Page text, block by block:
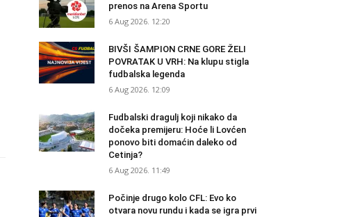
prenos na Arena Sportu
6 Aug 2026. 12:20
BIVŠI ŠAMPION CRNE GORE ŽELI
POVRATAK U VRH: Na klupu stigla
fudbalska legenda
6 Aug 2026. 12:09
Fudbalski dragulj koji nikako da
dočeka premijeru: Hoće li Lovćen
ponovo biti domaćin daleko od
Cetinja?
6 Aug 2026. 11:49
Počinje drugo kolo CFL: Evo ko
otvara novu rundu i kada se igra prvi